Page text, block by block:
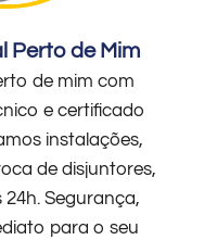
Perto de Mim
de mim com
e certificado
instalações,
de disjuntores,
Segurança,
para o seu